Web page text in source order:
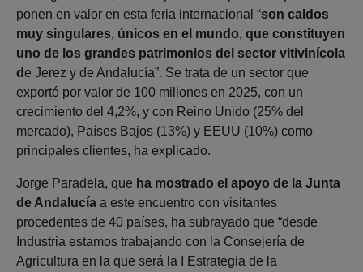
ponen en valor en esta feria internacional “son caldos
muy singulares, únicos en el mundo, que constituyen
uno de los grandes patrimonios del sector vitivinícola
de Jerez y de Andalucía”. Se trata de un sector que
exportó por valor de 100 millones en 2025, con un
crecimiento del 4,2%, y con Reino Unido (25% del
mercado), Países Bajos (13%) y EEUU (10%) como
principales clientes, ha explicado.
Jorge Paradela, que ha mostrado el apoyo de la Junta
de Andalucía a este encuentro con visitantes
procedentes de 40 países, ha subrayado que “desde
Industria estamos trabajando con la Consejería de
Agricultura en la que será la I Estrategia de la